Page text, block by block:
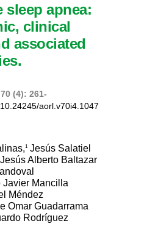
sleep apnea:
clinical
associated
(4): 261-
aorl.v70i4.1047
1 Jesús Salatiel
Jesús Alberto Baltazar
Javier Mancilla
Méndez
Omar Guadarrama
Rodríguez